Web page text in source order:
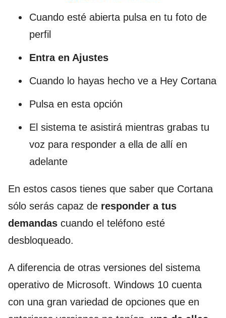
Cuando esté abierta pulsa en tu foto de
perfil
Entra en Ajustes
Cuando lo hayas hecho ve a Hey Cortana
Pulsa en esta opción
El sistema te asistirá mientras grabas tu
voz para responder a ella de allí en
adelante
En estos casos tienes que saber que Cortana
sólo serás capaz de responder a tus
demandas cuando el teléfono esté
desbloqueado.
A diferencia de otras versiones del sistema
operativo de Microsoft. Windows 10 cuenta
con una gran variedad de opciones que en